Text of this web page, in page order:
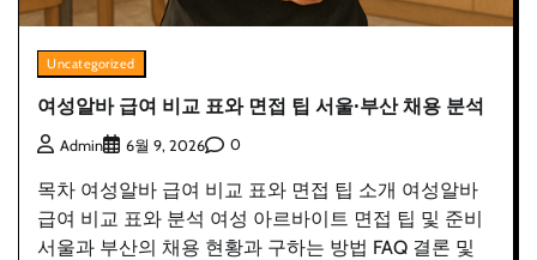
Uncategorized
여성알바 급여 비교 표와 면접 팁 서울·부산 채용 분석
Admin 6월 9, 2026 0
목차 여성알바 급여 비교 표와 면접 팁 소개 여성알바
급여 비교 표와 분석 여성 아르바이트 면접 팁 및 준비
서울과 부산의 채용 현황과 구하는 방법 FAQ 결론 및